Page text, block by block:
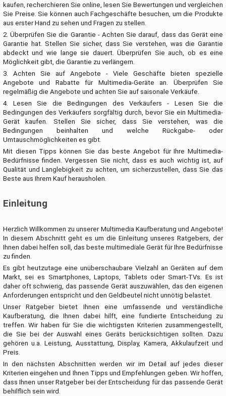
kaufen, recherchieren Sie online, lesen Sie Bewertungen und vergleichen
Sie Preise. Sie können auch Fachgeschäfte besuchen, um die Produkte
aus erster Hand zu sehen und Fragen zu stellen.
2. Überprüfen Sie die Garantie - Achten Sie darauf, dass das Gerät eine
Garantie hat. Stellen Sie sicher, dass Sie verstehen, was die Garantie
abdeckt und wie lange sie dauert. Überprüfen Sie auch, ob es eine
Möglichkeit gibt, die Garantie zu verlängern.
3. Achten Sie auf Angebote - Viele Geschäfte bieten spezielle
Angebote und Rabatte für Multimedia-Geräte an. Überprüfen Sie
regelmäßig die Angebote und achten Sie auf saisonale Verkäufe.
4. Lesen Sie die Bedingungen des Verkäufers - Lesen Sie die
Bedingungen des Verkäufers sorgfältig durch, bevor Sie ein Multimedia-
Gerät kaufen. Stellen Sie sicher, dass Sie verstehen, was die
Bedingungen beinhalten und welche Rückgabe- oder
Umtauschmöglichkeiten es gibt.
Mit diesen Tipps können Sie das beste Angebot für Ihre Multimedia-
Bedürfnisse finden. Vergessen Sie nicht, dass es auch wichtig ist, auf
Qualität und Langlebigkeit zu achten, um sicherzustellen, dass Sie das
Beste aus Ihrem Kauf herausholen.
Einleitung
Herzlich Willkommen zu unserer Multimedia Kaufberatung und Angebote!
In diesem Abschnitt geht es um die Einleitung unseres Ratgebers, der
Ihnen dabei helfen soll, das beste multimediale Gerät für Ihre Bedürfnisse
zu finden.
Es gibt heutzutage eine unüberschaubare Vielzahl an Geräten auf dem
Markt, sei es Smartphones, Laptops, Tablets oder Smart-TVs. Es ist
daher oft schwierig, das passende Gerät auszuwählen, das den eigenen
Anforderungen entspricht und den Geldbeutel nicht unnötig belastet.
Unser Ratgeber bietet Ihnen eine umfassende und verständliche
Kaufberatung, die Ihnen dabei hilft, eine fundierte Entscheidung zu
treffen. Wir haben für Sie die wichtigsten Kriterien zusammengestellt,
die Sie bei der Auswahl eines Geräts berücksichtigen sollten. Dazu
gehören u.a. Leistung, Ausstattung, Display, Kamera, Akkulaufzeit und
Preis.
In den nächsten Abschnitten werden wir im Detail auf jedes dieser
Kriterien eingehen und Ihnen Tipps und Empfehlungen geben. Wir hoffen,
dass Ihnen unser Ratgeber bei der Entscheidung für das passende Gerät
behilflich sein wird.